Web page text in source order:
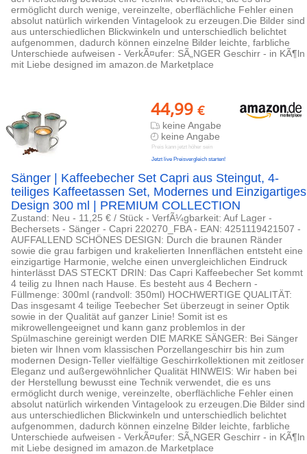
ermöglicht durch wenige, vereinzelte, oberflächliche Fehler einen
absolut natürlich wirkenden Vintagelook zu erzeugen.Die Bilder sind
aus unterschiedlichen Blickwinkeln und unterschiedlich belichtet
aufgenommen, dadurch können einzelne Bilder leichte, farbliche
Unterschiede aufweisen - VerkÃ¤ufer: SÃ„NGER Geschirr - in KÃ¶ln
mit Liebe designed im amazon.de Marketplace
44,99 €
keine Angabe
keine Angabe
Preis kann jetzt höher sein
Jetzt live Preisvergleich starten!
Sänger | Kaffeebecher Set Capri aus Steingut, 4-
teiliges Kaffeetassen Set, Modernes und Einzigartiges
Design 300 ml | PREMIUM COLLECTION
Zustand: Neu - 11,25 € / Stück - VerfÃ¼gbarkeit: Auf Lager -
Bechersets - Sänger - Capri 220270_FBA - EAN: 4251119421507 -
AUFFALLEND SCHÖNES DESIGN: Durch die braunen Ränder
sowie die grau farbigen und krakelierten Innenflächen entsteht eine
einzigartige Harmonie, welche einen unvergleichlichen Eindruck
hinterlässt DAS STECKT DRIN: Das Capri Kaffeebecher Set kommt
4 teilig zu Ihnen nach Hause. Es besteht aus 4 Bechern -
Füllmenge: 300ml (randvoll: 350ml) HOCHWERTIGE QUALITÄT:
Das insgesamt 4 teilige Teebecher Set überzeugt in seiner Optik
sowie in der Qualität auf ganzer Linie! Somit ist es
mikrowellengeeignet und kann ganz problemlos in der
Spülmaschine gereinigt werden DIE MARKE SÄNGER: Bei Sänger
bieten wir Ihnen vom klassischen Porzellangeschirr bis hin zum
modernen Design-Teller vielfältige Geschirrkollektionen mit zeitloser
Eleganz und außergewöhnlicher Qualität HINWEIS: Wir haben bei
der Herstellung bewusst eine Technik verwendet, die es uns
ermöglicht durch wenige, vereinzelte, oberflächliche Fehler einen
absolut natürlich wirkenden Vintagelook zu erzeugen.Die Bilder sind
aus unterschiedlichen Blickwinkeln und unterschiedlich belichtet
aufgenommen, dadurch können einzelne Bilder leichte, farbliche
Unterschiede aufweisen - VerkÃ¤ufer: SÃ„NGER Geschirr - in KÃ¶ln
mit Liebe designed im amazon.de Marketplace